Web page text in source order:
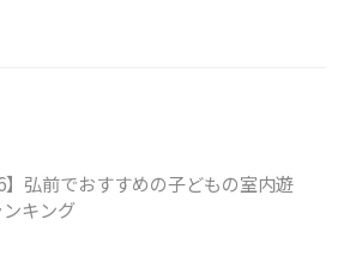
】弘前でおすすめの子どもの室内遊
キング